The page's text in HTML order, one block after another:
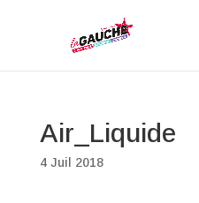
Air_Liquide
4 Juil 2018